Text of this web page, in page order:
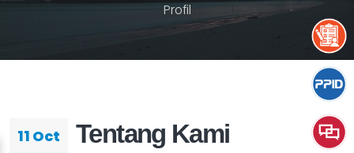
Profil
11 Oct Tentang Kami